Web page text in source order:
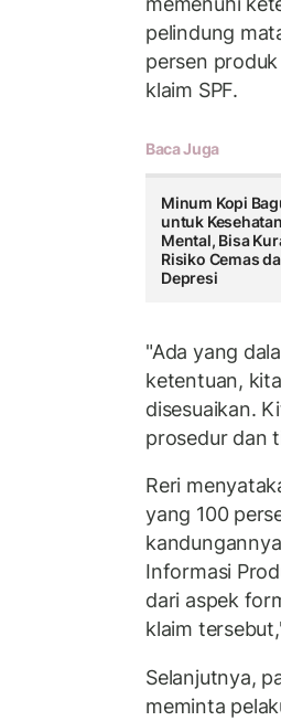
pelindung
persen
klaim SPF.
Baca Juga
Minum Kopi
untuk Kesehatan
Mental, Bisa
Risiko Cemas
Depresi
"Ada yang
ketentuan,
disesuaikan.
prosedur dan
Reri
yang 100
Informasi
dari aspek
klaim
Selanjutnya,
meminta